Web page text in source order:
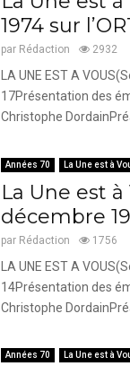
1974 sur
par Rédaction 2932
LA UNE EST A
17Présentation des
Christophe
Années 70 La Une est à
La Une est
décembre
par Rédaction 1756
LA UNE EST A
14Présentation des
Christophe
Années 70 La Une est à